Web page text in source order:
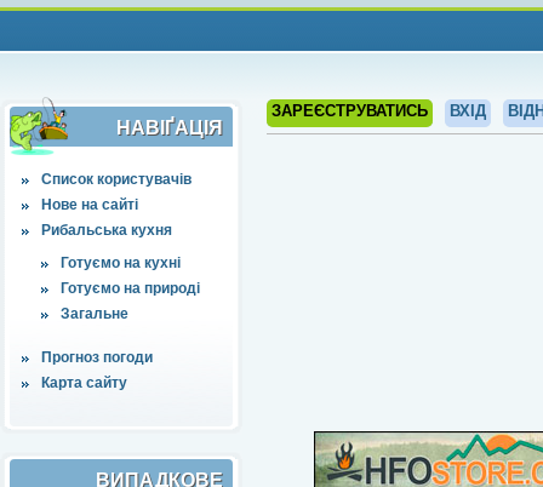
НАВІҐАЦІЯ
Список користувачів
Нове на сайті
Рибальська кухня
Готуємо на кухні
Готуємо на природі
Загальне
Прогноз погоди
Карта сайту
ВИПАДКОВЕ
ЗАРЕЄСТРУВАТИСЬ ВХІД